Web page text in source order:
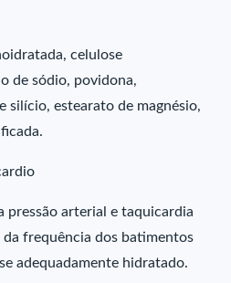
celulose
de sódio, povidona,
silício, estearato de magnésio,
pressão arterial e taquicardia
frequência dos batimentos
adequadamente hidratado.